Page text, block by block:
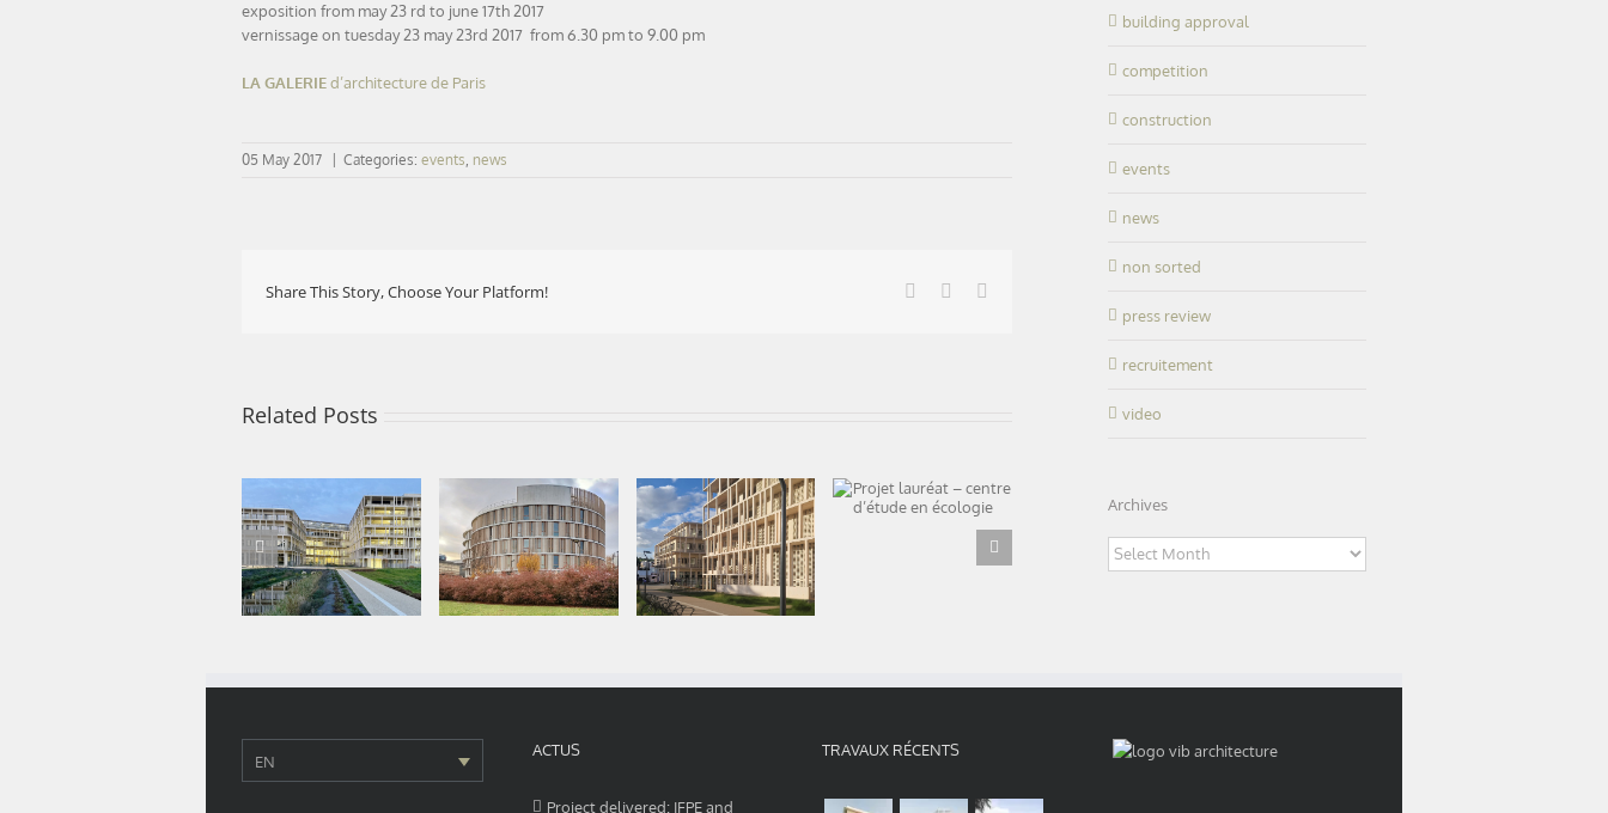
exposition from may 23 rd to june 17th 2017
vernissage on tuesday 23 may 23rd 2017 from 6.30 pm to 9.00 pm
LA GALERIEd’architecture de Paris
05 May 2017 Categories: events, news
Share This Story, Choose Your Platform! Facebook
Related Posts
Project delivered:
IFPE and parking
silo in Évreux
Nearly complete:
Phase 1 of the
Department of
Mathematics,
Université
Sorbonne Paris
Nord.
Inauguration à
Évreux
Projet lauréat –
centre d’étude en
watertight
parking silo in
building approval
competition
construction
events
news
non sorted
press review
recruitement
video
Archives
Archives
EN
ACTUS
Project delivered: IFPE and
TRAVAUX RÉCENTS